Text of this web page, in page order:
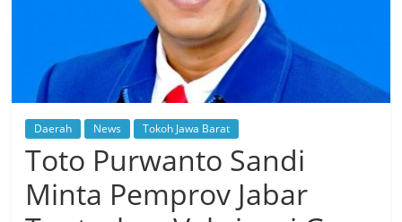
Daerah News Tokoh Jawa Barat
Toto Purwanto Sandi
Minta Pemprov Jabar